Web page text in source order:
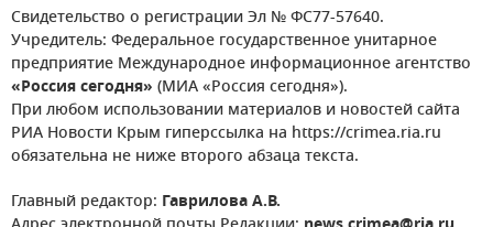
Свидетельство о регистрации Эл № ФС77-57640.
Учредитель: Федеральное государственное унитарное
предприятие Международное информационное агентство
«Россия сегодня» (МИА «Россия сегодня»).
При любом использовании материалов и новостей сайта
РИА Новости Крым гиперссылка на https://crimea.ria.ru
обязательна не ниже второго абзаца текста.
Главный редактор: Гаврилова А.В.